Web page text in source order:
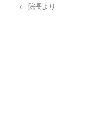
← 院長より